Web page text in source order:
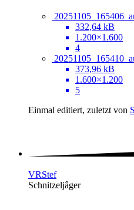
332,64 kB
1.200×1.600
4
373,96 kB
1.600×1.200
5
Einmal editiert, zuletzt von
VRStef
Schnitzeljâger